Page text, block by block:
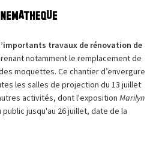
travaux de rénovation de
notamment le remplacement de
moquettes. Ce chantier d’envergure
les salles de projection du 13 juillet
activités, dont l'exposition Marilyn
jusqu'au 26 juillet, date de la